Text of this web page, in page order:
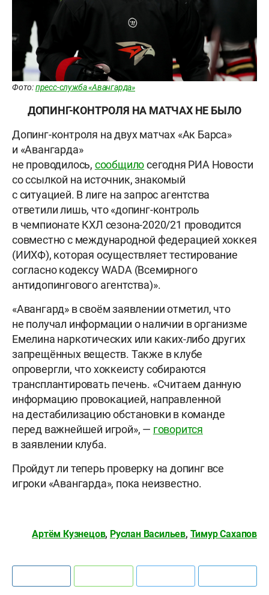
Фото:пресс-служба «Авангарда»
ДОПИНГ-КОНТРОЛЯ НА МАТЧАХ НЕ БЫЛО
Допинг-контроля на двух матчах «Ак Барса»
и «Авангарда»
не проводилось, сообщилосегодня РИА Новости
со ссылкой на источник, знакомый
с ситуацией. В лиге на запрос агентства
ответили лишь, что «допинг-контроль
в чемпионате КХЛ сезона-2020/21 проводится
совместно с международной федерацией хоккея
(ИИХФ), которая осуществляет тестирование
согласно кодексу WADA (Всемирного
антидопингового агентства)».
«Авангард» в своём заявлении отметил, что
не получал информации о наличии в организме
Емелина наркотических или каких-либо других
запрещённых веществ. Также в клубе
опровергли, что хоккеисту собираются
трансплантировать печень. «Считаем данную
информацию провокацией, направленной
на дестабилизацию обстановки в команде
перед важнейшей игрой», — говорится
в заявлении клуба.
Пройдут ли теперь проверку на допинг все
игроки «Авангарда», пока неизвестно.
Артём Кузнецов, Руслан Васильев, Тимур Сахапов